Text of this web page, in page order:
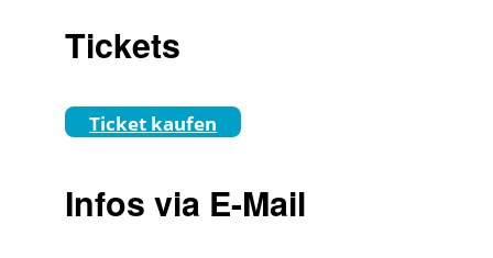
Tickets
Ticket kaufen
Infos via E-Mail